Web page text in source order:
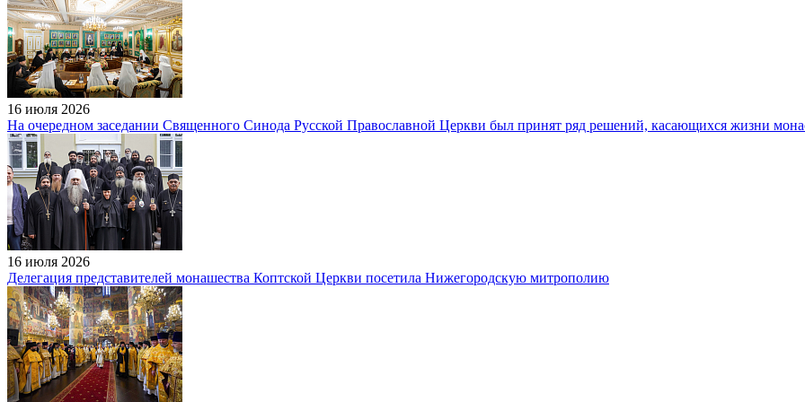
16 июля 2026
На очередном заседании Священного Синода Русской Православной Церкви был принят ряд решений, касающихся жизни
16 июля 2026
Делегация представителей монашества Коптской Церкви посетила Нижегородскую митрополию